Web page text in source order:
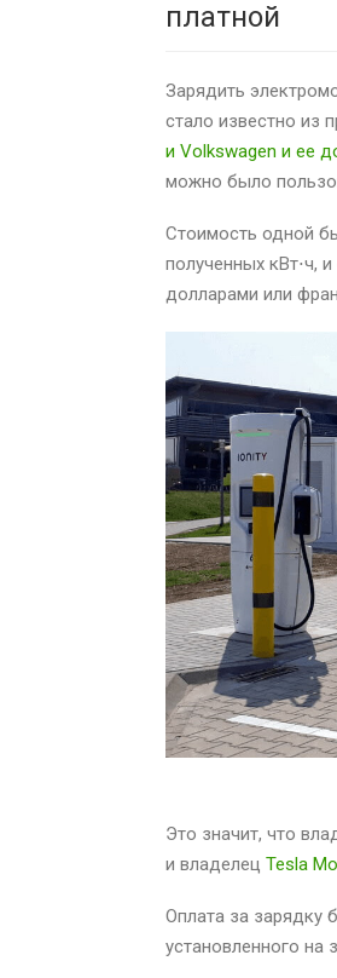
платной
Зарядить
стало известно из
и Volkswagen и ее
можно было
Стоимость одной
полученных кВт⋅ч,
долларами или
Это значит, что
и владелец Tesla
Оплата за зарядку
установленного на